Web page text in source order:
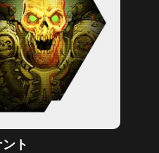
2020年7月23日
23日
ト